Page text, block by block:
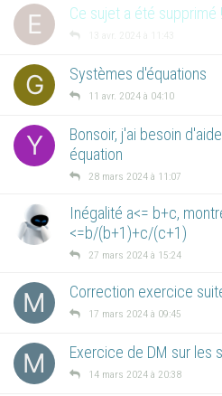
E Ce sujet a été supprimé !
13 avr. 2024 à 11:43
G Systèmes d'équations
11 avr. 2024 à 04:10
Y
Bonsoir, j'ai besoin
équation
28 mars 2024 à 11:07
Inégalité a<= b+c,
<=b/(b+1)+c/(c+1)
27 mars 2024 à 15:24
M Correction exercice
17 mars 2024 à 09:45
M Exercice de DM sur les
14 mars 2024 à 20:38